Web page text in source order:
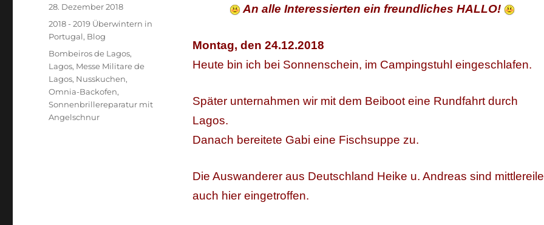
An alle Interessierten ein freundliches HALLO!
Montag, den 24.12.2018
Heute bin ich bei Sonnenschein, im Campingstuhl eingeschlafen.
Später unternahmen wir mit dem Beiboot eine Rundfahrt durch
Lagos.
Danach bereitete Gabi eine Fischsuppe zu.
Die Auswanderer aus Deutschland Heike u. Andreas sind mittlereile
auch hier eingetroffen.
Veröffentlicht
am
28. Dezember 2018
Kategorien
2018 - 2019 Überwintern in
Portugal, Blog
Schlagwörter
Bombeiros de Lagos,
Lagos, Messe Militare de
Lagos, Nusskuchen,
Omnia-Backofen,
Sonnenbrillereparatur mit
Angelschnur